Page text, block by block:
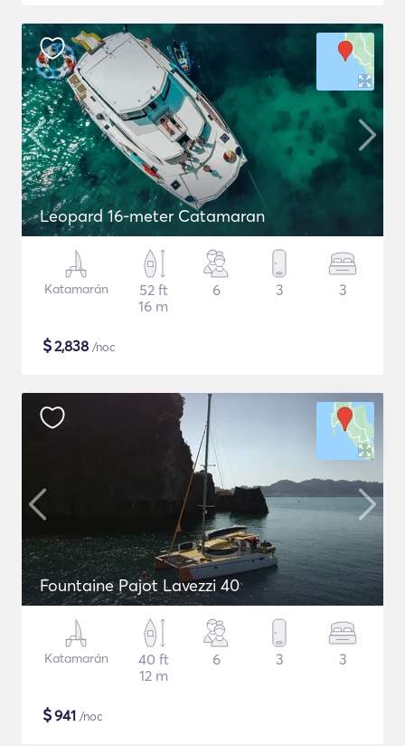
Leopard 16-meter Catamaran
Katamarán
52 ft
16 m
6 3 3
$2,838 /noc
Fountaine Pajot Lavezzi 40
Katamarán
40 ft
12 m
6 3 3
$941 /noc